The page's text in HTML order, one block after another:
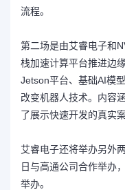
流程。
第二场是由艾睿电子和
栈加速计算平台推进边
Jetson平台、基础AI模
改变机器人技术。内容
了展示快速开发的真实案
艾睿电子还将举办另外
日与高通公司合作举办
举办。